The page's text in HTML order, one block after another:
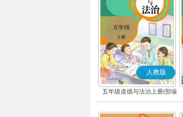
人教版
五年级道德与法治上册(部编
版)